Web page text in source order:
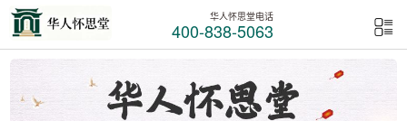
华人怀思堂电话
400-838-5063